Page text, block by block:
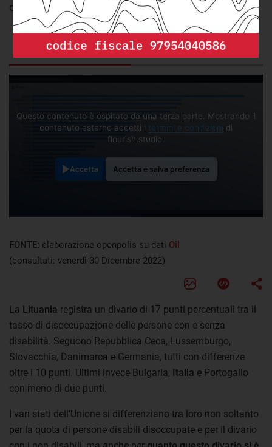
condizione di disoccupazione, negli stati Ue (2020)
GRAFICO
Questo contenuto è ospitato da una terza parte. Mostrando il
contenuto esterno accetti i termini e condizioni di
flourish.studio.
Accetta Accetta e salva preferenza
DA SAPERE
FONTE: elaborazione openpolis su dati Oil
(consultati: venerdì 30 Dicembre 2022)
La Lituania registra un divario di 17 punti percentuali tra il
tasso di disoccupazione delle persone con e senza
disabilità. Seguono Repubblica Ceca, Lussemburgo,
Slovacchia, Danimarca e Germania, tutti con differenze
oltre i 10 punti. Ultimi invece Bulgaria, Italia e Portogallo
con meno di due punti.
I vari stati dell’Unione si differenziano tra loro non soltanto
per la quota di persone disabili disoccupate e per il divario